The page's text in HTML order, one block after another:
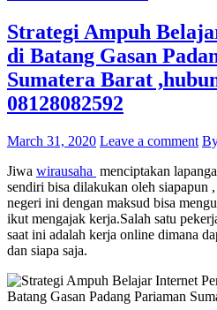
Strategi Ampuh
di Batang Gasan
Sumatera Barat
08128082592
March 31, 2020 Leave a comment
Jiwa wirausaha menciptakan
sendiri bisa dilakukan oleh siapapun
negeri ini dengan maksud bisa
ikut mengajak kerja.Salah satu
saat ini adalah kerja online dimana
dan siapa saja.